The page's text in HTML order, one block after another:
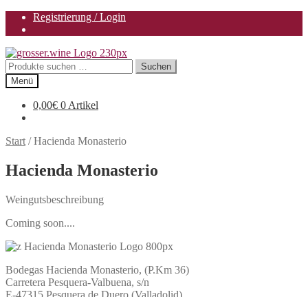
Registrierung / Login
Zur
Navigation
springen
Zum
Inhalt
springen
Suchen
nach:
Suchen
Menü
0,00€ 0 Artikel
Start /Hacienda Monasterio
Hacienda Monasterio
Weingutsbeschreibung
Coming soon....
Bodegas Hacienda Monasterio, (P.Km 36)
Carretera Pesquera-Valbuena, s/n
E-47315 Pesquera de Duero (Valladolid)